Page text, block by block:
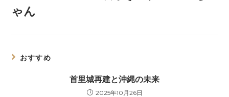
ゃん
おすすめ
首里城再建と沖縄の未来
2025年10月26日